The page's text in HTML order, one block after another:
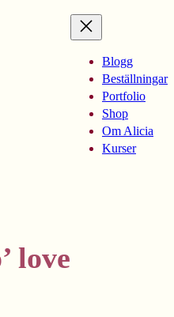
Blogg
Beställningar
Portfolio
Shop
Om Alicia
Kurser
love